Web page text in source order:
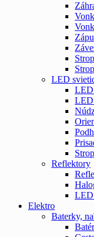
LED
LED
LED
Reflektory
LED
Elektro
Baterky,